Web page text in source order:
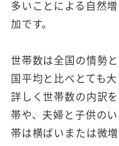
多いことによる自然
加です。
世帯数は全国の情勢
国平均と比べとても
詳しく世帯数の内訳
帯や、夫婦と子供の
帯は横ばいまたは微